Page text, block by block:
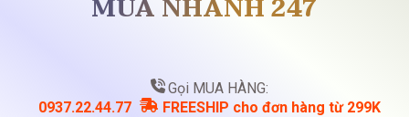
MUA NHANH 247
Gọi MUA HÀNG:
0937.22.44.77
FREESHIP cho đơn hàng từ 299K